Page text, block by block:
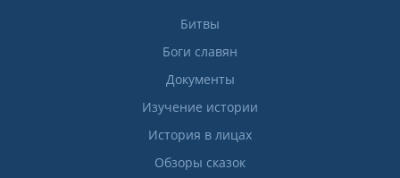
Битвы
Боги славян
Документы
Изучение истории
История в лицах
Обзоры сказок